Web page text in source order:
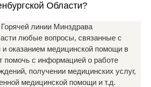
Области?
линии Минздрава
любые вопросы, связанные с
и оказанием медицинской помощи в
помочь с информацией о работе
получении медицинских услуг,
медицинской помощи и т.д.